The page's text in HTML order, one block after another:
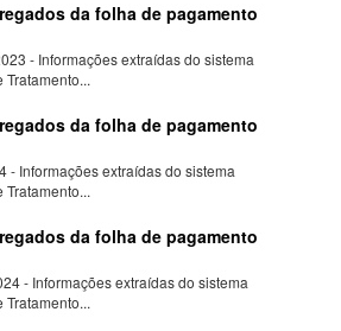
da folha de pagamento
- Informações extraídas do sistema
Tratamento...
da folha de pagamento
- Informações extraídas do sistema
Tratamento...
da folha de pagamento
- Informações extraídas do sistema
Tratamento...